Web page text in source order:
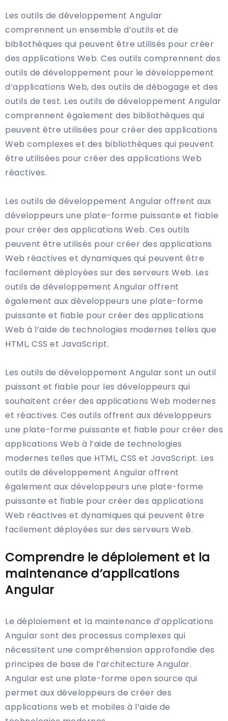
Les outils de développement Angular
comprennent un ensemble d’outils et de
bibliothèques qui peuvent être utilisés pour créer
des applications Web. Ces outils comprennent des
outils de développement pour le développement
d’applications Web, des outils de débogage et des
outils de test. Les outils de développement Angular
comprennent également des bibliothèques qui
peuvent être utilisées pour créer des applications
Web complexes et des bibliothèques qui peuvent
être utilisées pour créer des applications Web
réactives.
Les outils de développement Angular offrent aux
développeurs une plate-forme puissante et fiable
pour créer des applications Web. Ces outils
peuvent être utilisés pour créer des applications
Web réactives et dynamiques qui peuvent être
facilement déployées sur des serveurs Web. Les
outils de développement Angular offrent
également aux développeurs une plate-forme
puissante et fiable pour créer des applications
Web à l’aide de technologies modernes telles que
HTML, CSS et JavaScript.
Les outils de développement Angular sont un outil
puissant et fiable pour les développeurs qui
souhaitent créer des applications Web modernes
et réactives. Ces outils offrent aux développeurs
une plate-forme puissante et fiable pour créer des
applications Web à l’aide de technologies
modernes telles que HTML, CSS et JavaScript. Les
outils de développement Angular offrent
également aux développeurs une plate-forme
puissante et fiable pour créer des applications
Web réactives et dynamiques qui peuvent être
facilement déployées sur des serveurs Web.
Comprendre le déploiement et la
maintenance d’applications
Angular
Le déploiement et la maintenance d’applications
Angular sont des processus complexes qui
nécessitent une compréhension approfondie des
principes de base de l’architecture Angular.
Angular est une plate-forme open source qui
permet aux développeurs de créer des
applications web et mobiles à l’aide de